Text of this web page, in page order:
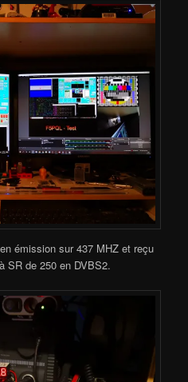
émission sur 437 MHZ et reçu
SR de 250 en DVBS2.